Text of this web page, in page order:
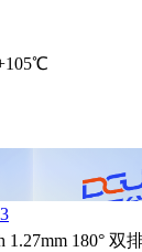
1.27mm 180° 双